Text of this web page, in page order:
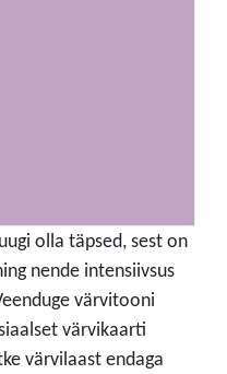
olla täpsed, sest on
nende intensiivsus
värvitooni
värvikaarti
värvilaast endaga